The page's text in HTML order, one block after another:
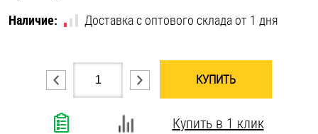
Шплинты
Наличие:
Доставка с оптового склада от 1 дня
КУПИТЬ
Купить в 1 клик